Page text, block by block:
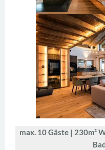
max. 10 Gäste | 230m²